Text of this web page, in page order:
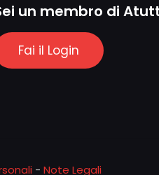
un membro di
Fai il Login
- Note Legali